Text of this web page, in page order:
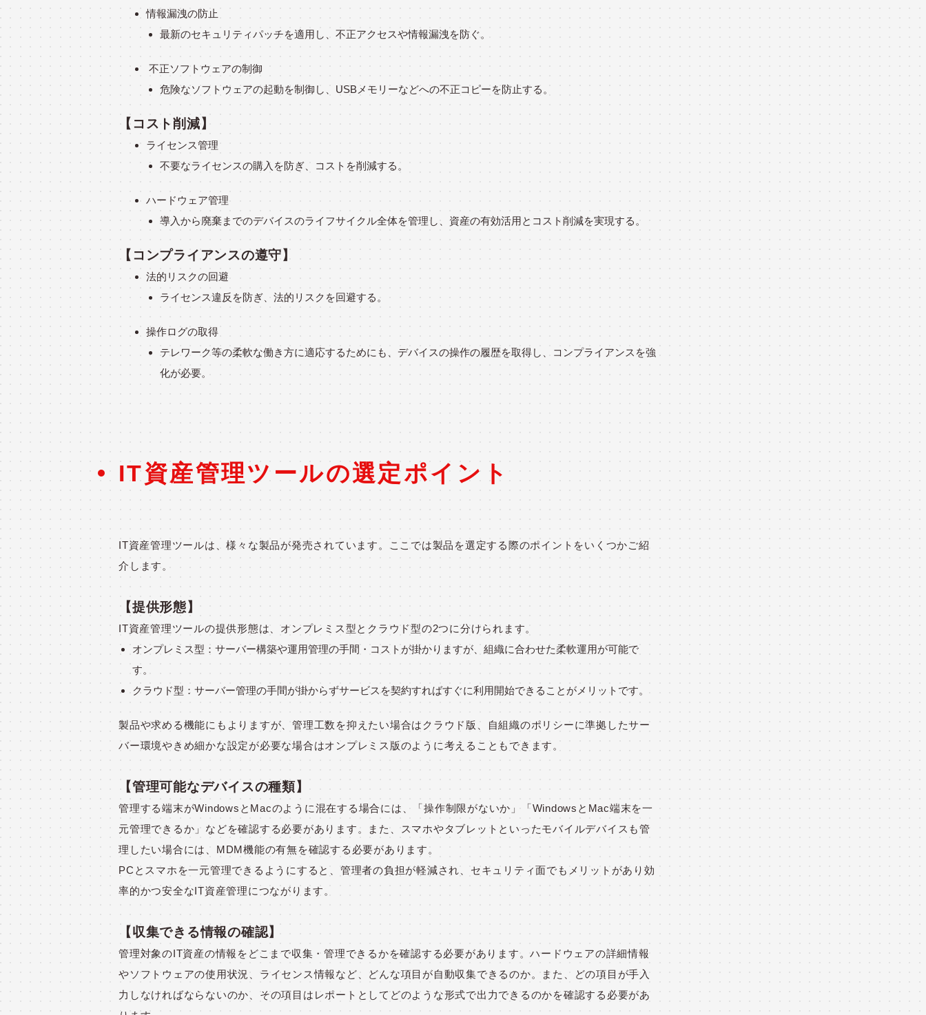
情報漏洩の防止
最新のセキュリティパッチを適用し、不正アクセスや情報漏洩を防ぐ。
不正ソフトウェアの制御
危険なソフトウェアの起動を制御し、USBメモリーなどへの不正コピーを防止する。
【コスト削減】
ライセンス管理
不要なライセンスの購入を防ぎ、コストを削減する。
ハードウェア管理
導入から廃棄までのデバイスのライフサイクル全体を管理し、資産の有効活用とコスト削減を実現する。
【コンプライアンスの遵守】
法的リスクの回避
ライセンス違反を防ぎ、法的リスクを回避する。
操作ログの取得
テレワーク等の柔軟な働き方に適応するためにも、デバイスの操作の履歴を取得し、コンプライアンスを強
化が必要。
IT資産管理ツールの選定ポイント
IT資産管理ツールは、様々な製品が発売されています。ここでは製品を選定する際のポイントをいくつかご紹
介します。
【提供形態】
IT資産管理ツールの提供形態は、オンプレミス型とクラウド型の2つに分けられます。
オンプレミス型：サーバー構築や運用管理の手間・コストが掛かりますが、組織に合わせた柔軟運用が可能で
す。
クラウド型：サーバー管理の手間が掛からずサービスを契約すればすぐに利用開始できることがメリットです。
製品や求める機能にもよりますが、管理工数を抑えたい場合はクラウド版、自組織のポリシーに準拠したサー
バー環境やきめ細かな設定が必要な場合はオンプレミス版のように考えることもできます。
【管理可能なデバイスの種類】
管理する端末がWindowsとMacのように混在する場合には、「操作制限がないか」「WindowsとMac端末を一
元管理できるか」などを確認する必要があります。また、スマホやタブレットといったモバイルデバイスも管
理したい場合には、MDM機能の有無を確認する必要があります。
PCとスマホを一元管理できるようにすると、管理者の負担が軽減され、セキュリティ面でもメリットがあり効
率的かつ安全なIT資産管理につながります。
【収集できる情報の確認】
管理対象のIT資産の情報をどこまで収集・管理できるかを確認する必要があります。ハードウェアの詳細情報
やソフトウェアの使用状況、ライセンス情報など、どんな項目が自動収集できるのか。また、どの項目が手入
力しなければならないのか、その項目はレポートとしてどのような形式で出力できるのかを確認する必要があ